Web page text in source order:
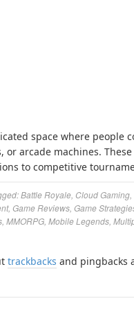
space where people
or arcade machines.
to competitive
Battle Royale Cloud Gaming
, Game Reviews Game
MMORPG Mobile Legends
trackbacks and pingbacks